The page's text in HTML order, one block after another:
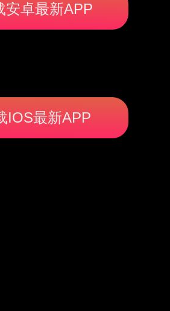
安卓最新APP
IOS最新APP